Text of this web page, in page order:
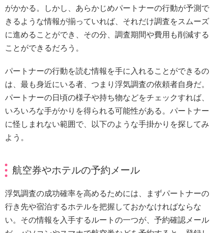
がかかる。しかし、あらかじめパートナーの行動が予測で
きるような情報が揃っていれば、それだけ調査をスムーズ
に進めることができ、その分、調査期間や費用も削減する
ことができるだろう。
パートナーの行動を読む情報を手に入れることができるの
は、最も身近にいる者、つまり浮気調査の依頼者自身だ。
パートナーの日頃の様子や持ち物などをチェックすれば、
いろいろな手がかりを得られる可能性がある。パートナー
に怪しまれない範囲で、以下のような手掛かりを探してみ
よう。
航空券やホテルの予約メール
浮気調査の成功確率を高めるためには、まずパートナーの
行き先や宿泊するホテルを把握しておかなければならな
い。その情報を入手するルートの一つが、予約確認メール